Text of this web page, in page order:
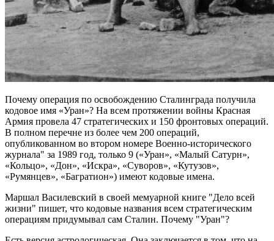
Почему операция по освобождению Сталинграда получила
кодовое имя «Уран»? На всем протяжении войны Красная
Армия провела 47 стратегических и 150 фронтовых операций.
В полном перечне из более чем 200 операций,
опубликованном во втором номере Военно-исторического
журнала" за 1989 год, только 9 («Уран», «Малый Сатурн»,
«Кольцо», «Дон», «Искра», «Суворов», «Кутузов»,
«Румянцев», «Багратион») имеют кодовые имена.
Маршал Василевский в своей мемуарной книге "Дело всей
жизни" пишет, что кодовые названия всем стратегическим
операциям придумывал сам Сталин. Почему "Уран"?